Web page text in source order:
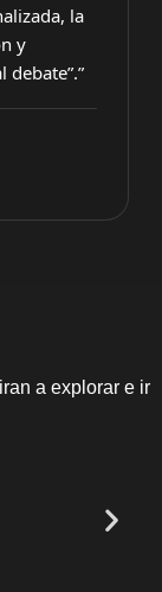
la
y
a explorar e ir